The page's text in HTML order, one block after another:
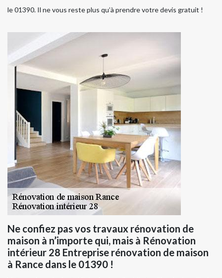
le 01390. Il ne vous reste plus qu’à prendre votre devis gratuit !
Ne confiez pas vos travaux rénovation de
maison à n’importe qui, mais à Rénovation
intérieur 28 Entreprise rénovation de maison
à Rance dans le 01390 !